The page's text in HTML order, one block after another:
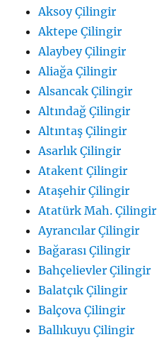
Aksoy Çilingir
Aktepe Çilingir
Alaybey Çilingir
Aliağa Çilingir
Alsancak Çilingir
Altındağ Çilingir
Altıntaş Çilingir
Asarlık Çilingir
Atakent Çilingir
Ataşehir Çilingir
Atatürk Mah. Çilingir
Ayrancılar Çilingir
Bağarası Çilingir
Bahçelievler Çilingir
Balatçık Çilingir
Balçova Çilingir
Ballıkuyu Çilingir